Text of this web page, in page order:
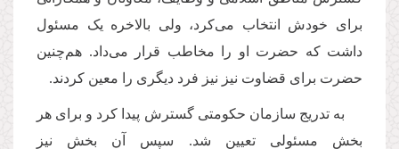
برای خودش انتخاب می‌کرد، ولی بالاخره یک مسئول
داشت که حضرت او را مخاطب قرار می‌داد. هم‌چنین
حضرت برای قضاوت نیز نیز فرد دیگری را معین کردند.
به تدریج سازمان حکومتی گسترش پیدا کرد و برای هر
بخش مسئولی تعیین شد. سپس آن بخش نیز